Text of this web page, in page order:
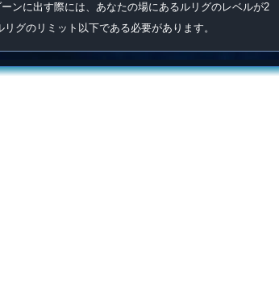
ンに出す際には、あなたの場にあるルリグのレベルが2
グのリミット以下である必要があります。